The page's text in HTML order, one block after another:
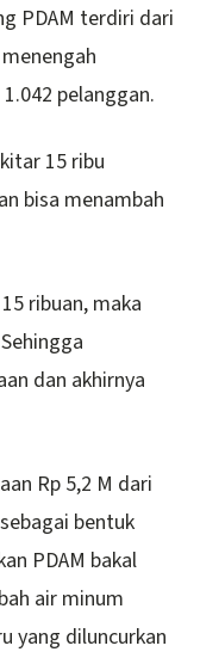
PDAM terdiri dari
pelanggan.
15 ribu
bisa menambah
ribuan, maka
dan akhirnya
Rp 5,2 M dari
bentuk
PDAM bakal
air minum
yang diluncurkan